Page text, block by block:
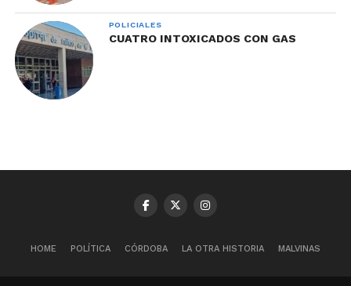
POLICIALES
CUATRO INTOXICADOS CON GAS
HOME POLÍTICA CÓRDOBA LA OTRA HISTORIA MALVINAS